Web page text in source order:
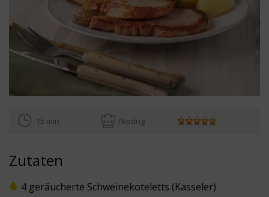
15 min Niedrig
Zutaten
4 geräucherte Schweinekoteletts (Kasseler)